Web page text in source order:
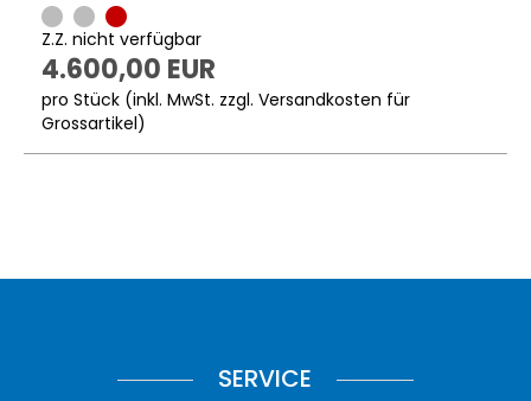
Z.Z. nicht verfügbar
4.600,00 EUR
pro Stück (inkl. MwSt. zzgl. Versandkosten für
Grossartikel)
SERVICE